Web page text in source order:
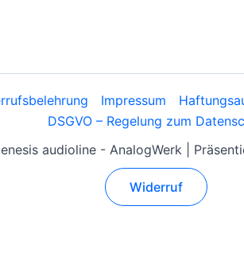
Impressum
DSGVO – Regelung zum
audioline - AnalogWerk |
Widerruf